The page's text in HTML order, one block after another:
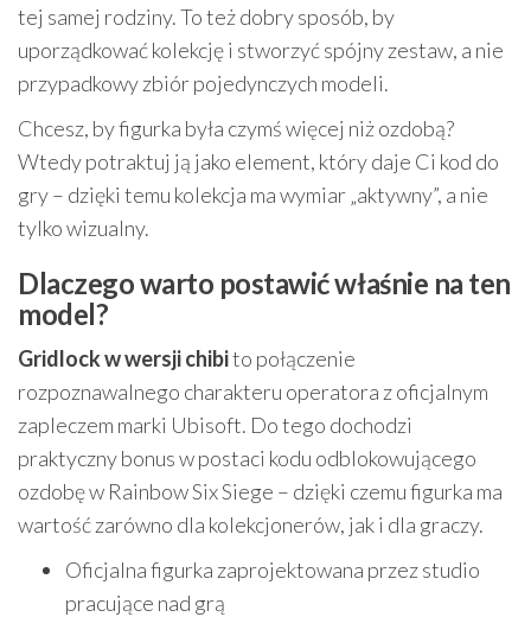
tej samej rodziny. To też dobry sposób, by
uporządkować kolekcję i stworzyć spójny zestaw, a nie
przypadkowy zbiór pojedynczych modeli.
Chcesz, by figurka była czymś więcej niż ozdobą?
Wtedy potraktuj ją jako element, który daje Ci kod do
gry – dzięki temu kolekcja ma wymiar „aktywny”, a nie
tylko wizualny.
Dlaczego warto postawić właśnie na ten
model?
Gridlock w wersji chibito połączenie
rozpoznawalnego charakteru operatora z oficjalnym
zapleczem marki Ubisoft. Do tego dochodzi
praktyczny bonus w postaci kodu odblokowującego
ozdobę w Rainbow Six Siege – dzięki czemu figurka ma
wartość zarówno dla kolekcjonerów, jak i dla graczy.
Oficjalna figurka zaprojektowana przez studio
pracujące nad grą